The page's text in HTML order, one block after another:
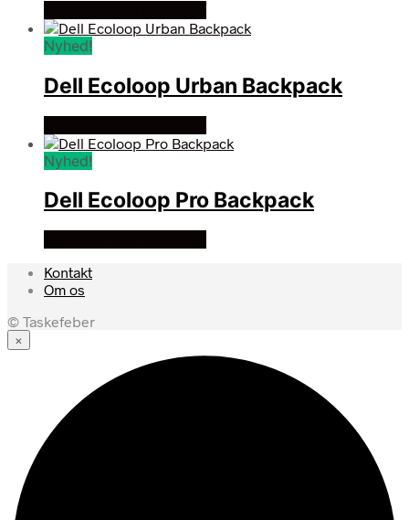
Nyhed!
Dell Ecoloop Urban Backpack
Nyhed!
Dell Ecoloop Pro Backpack
Kontakt
Om os
© Taskefeber
×